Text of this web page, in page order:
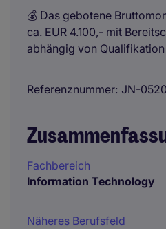
💰 Das gebotene
ca. EUR 4.100,- mit
abhängig von
Referenznummer JN-
Fachbereich
Information Technology
Näheres Berufsfeld